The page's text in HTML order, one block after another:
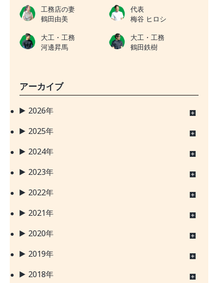
工務店の妻
鶴田由美
代表
梅谷 ヒロシ
大工・工務
河邊昇馬
大工・工務
鶴田鉄樹
アーカイブ
2026年
2025年
2024年
2023年
2022年
2021年
2020年
2019年
2018年